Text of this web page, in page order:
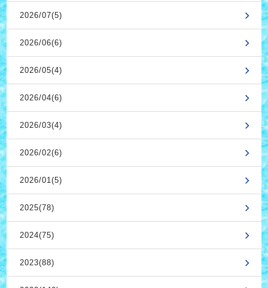
2026/07(5)
2026/06(6)
2026/05(4)
2026/04(6)
2026/03(4)
2026/02(6)
2026/01(5)
2025(78)
2024(75)
2023(88)